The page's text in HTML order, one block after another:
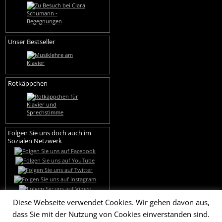
Unser Bestseller
Rotkäppchen
Folgen Sie uns doch auch im
Sozialen Netzwerk
Diese Webseite verwendet Cookies. Wir gehen davon aus,
dass Sie mit der Nutzung von Cookies einverstanden sind.